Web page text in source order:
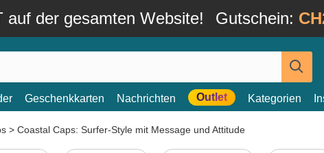
auf der gesamten Website! Gutschein:
Geschenkkarten Nachrichten Outlet Kategorien
> Coastal Caps: Surfer-Style mit Message und Attitude